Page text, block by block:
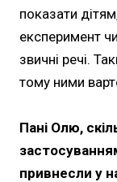
показати
експеримент
звичні речі.
тому ними
Пані Олю,
привнесли у